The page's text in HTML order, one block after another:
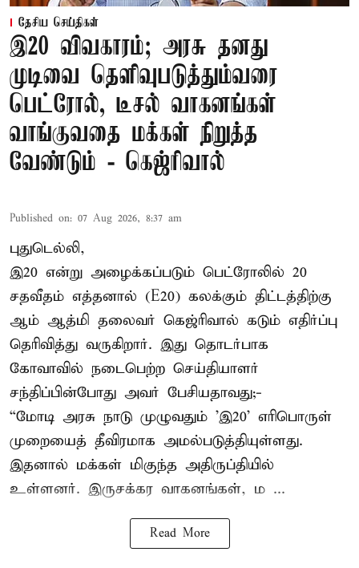
தேசிய செய்திகள்
இ20 விவகாரம்; அரசு தனது
முடிவை தெளிவுபடுத்தும்வரை
பெட்ரோல், டீசல் வாகனங்கள்
வாங்குவதை மக்கள் நிறுத்த
வேண்டும் - கெஜ்ரிவால்
Published on: 07 Aug 2026, 8:37 am
புதுடெல்லி,
இ20 என்று அழைக்கப்படும் பெட்ரோலில் 20
சதவீதம் எத்தனால் (E20) கலக்கும் திட்டத்திற்கு
ஆம் ஆத்மி தலைவர் கெஜ்ரிவால் கடும் எதிர்ப்பு
தெரிவித்து வருகிறார். இது தொடர்பாக
கோவாவில் நடைபெற்ற செய்தியாளர்
சந்திப்பின்போது அவர் பேசியதாவது;-
“மோடி அரசு நாடு முழுவதும் 'இ20’ எரிபொருள்
முறையைத் தீவிரமாக அமல்படுத்தியுள்ளது.
இதனால் மக்கள் மிகுந்த அதிருப்தியில்
உள்ளனர். இருசக்கர வாகனங்கள், ம ...
Read More